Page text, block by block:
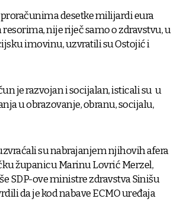
desetke milijardi eura
nije riječ samo o zdravstvu, u
imovinu, uzvratili su Ostojić i
je razvojan i socijalan, isticali su u
u obrazovanje, obranu, socijalu,
su nabrajanjem njihovih afera
županicu Marinu Lovrić Merzel,
SDP-ove ministre zdravstva Sinišu
da je kod nabave ECMO uređaja